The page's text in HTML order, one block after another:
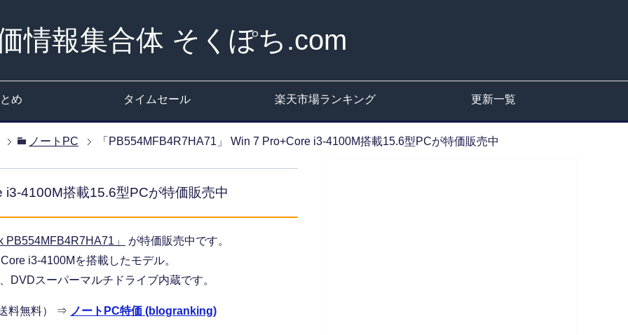
情報集合体 そくぽち.com
め タイムセール 楽天市場ランキング 更新一覧
ノートPC 「PB554MFB4R7HA71」 Win 7 Pro+Core i3-4100M搭載15.6型PCが特価販売中
4100M搭載15.6型PCが特価販売中
PB554MFB4R7HA71」
が特価販売中です。
i3-4100Mを搭載したモデル。
DVDスーパーマルチドライブ内蔵です。
料無料） ⇒ ノートPC特価 (blogranking)